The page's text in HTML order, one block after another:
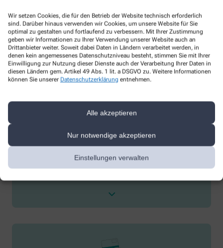
Wir setzen Cookies, die für den Betrieb der Website technisch erforderlich
sind. Darüber hinaus verwenden wir Cookies, um unsere Website für Sie
optimal zu gestalten und fortlaufend zu verbessern. Mit Ihrer Zustimmung
geben wir Informationen zu Ihrer Verwendung unserer Website auch an
Drittanbieter weiter. Soweit dabei Daten in Ländern verarbeitet werden, in
denen kein angemessenes Datenschutzniveau besteht, stimmen Sie mit Ihrer
Einwilligung zur Nutzung dieser Dienste auch der Verarbeitung Ihrer Daten in
diesen Ländern gem. Artikel 49 Abs. 1 lit. a DSGVO zu. Weitere Informationen
können Sie unserer Datenschutzerklärung entnehmen.
Alle akzeptieren
Nur notwendige akzeptieren
Einstellungen verwalten
Blutdruckmessung
Kundenkarte
Medikationsanalyse